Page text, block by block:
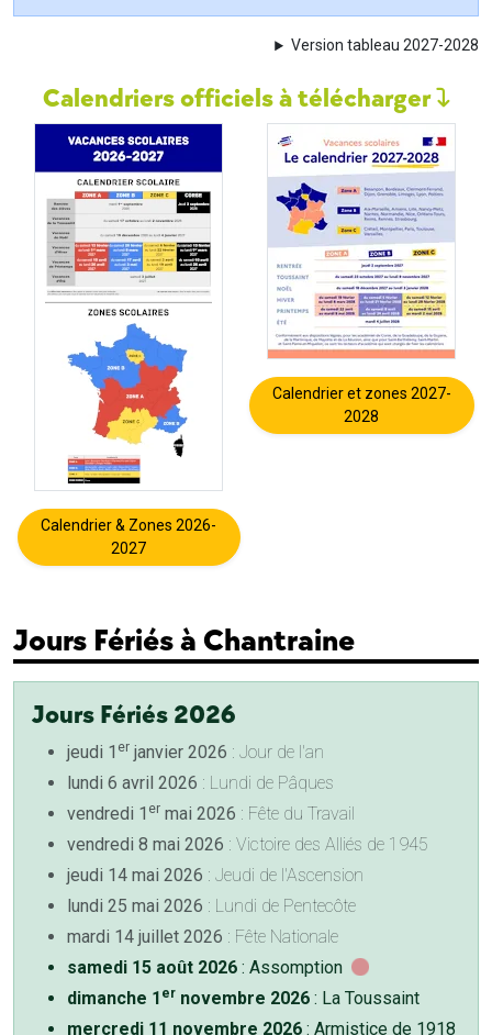
Version tableau 2027-2028
Calendriers officiels à télécharger
Calendrier & Zones 2026-
2027
Calendrier et zones 2027-
2028
Jours Fériés à Chantraine
Jours Fériés 2026
jeudi 1 er janvier 2026 : Jour de l'an
lundi 6 avril 2026 : Lundi de Pâques
vendredi 1 er mai 2026 : Fête du Travail
vendredi 8 mai 2026 : Victoire des Alliés de 1945
jeudi 14 mai 2026 : Jeudi de l'Ascension
lundi 25 mai 2026 : Lundi de Pentecôte
mardi 14 juillet 2026 : Fête Nationale
samedi 15 août 2026 : Assomption
dimanche 1 er novembre 2026 : La Toussaint
mercredi 11 novembre 2026 : Armistice de 1918